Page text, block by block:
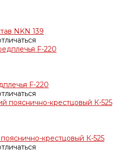
NKN 139
F-220
крестцовый К-525